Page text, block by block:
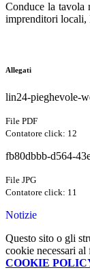
Conduce la tavola
imprenditori locali,
Allegati
lin24-pieghevole-
File PDF
Contatore click: 12
fb80dbbb-d564-
File JPG
Contatore click: 11
Notizie
Questo sito o gli
cookie necessari
COOKIE